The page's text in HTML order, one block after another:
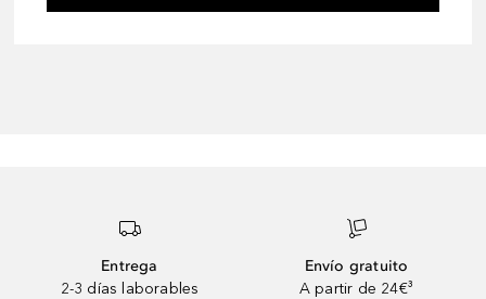
Entrega
2-3 días laborables
Envío gratuito
A partir de 24€³